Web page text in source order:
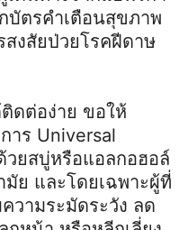
บัตรคำเตือนสุขภาพ
งสัยป่วยโรคฝีดาษ
ดต่อง่าย ขอให้
าร Universal
ยสบู่หรือแอลกอฮอล์
ย และโดยเฉพาะผู้ที่
วามระมัดระวัง ลด